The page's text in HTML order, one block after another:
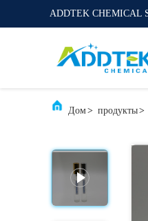
ADDTEK CHEMICAL
Дом> продукты>